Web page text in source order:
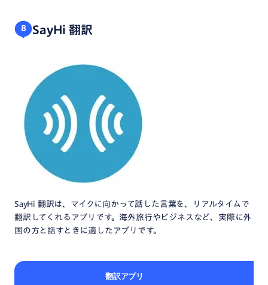
8 SayHi 翻訳
SayHi 翻訳は、マイクに向かって話した言葉を、リアルタイムで
翻訳してくれるアプリです。海外旅行やビジネスなど、実際に外
国の方と話すときに適したアプリです。
翻訳アプリ